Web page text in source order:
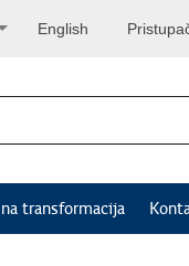
English
transformacija